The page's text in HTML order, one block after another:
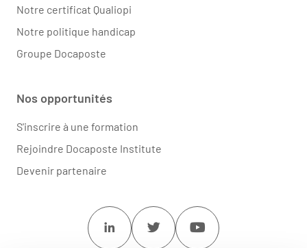
Notre certificat Qualiopi
Notre politique handicap
Groupe Docaposte
Nos opportunités
S'inscrire à une formation
Rejoindre Docaposte Institute
Devenir partenaire
Linkedin Twitter Youtube